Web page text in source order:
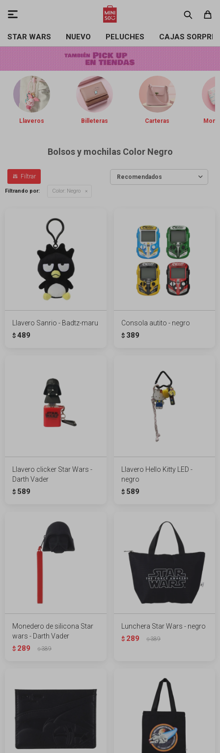
STAR WARS NUEVO PELUCHES CAJAS

Llaveros Billeteras Carteras
Bolsos y mochilas Color Negro
Recomendados
Filtrando por: Color: Negro
Llavero Sanrio - Badtz-maru
$ 489
Consola autito - negro
$ 389
Llavero clicker Star Wars -
Darth Vader
$ 589
Llavero Hello Kitty LED -
negro
$ 589
Monedero de silicona Star
wars - Darth Vader
$ 289 $389
Lunchera Star Wars - negro
$ 289 $389